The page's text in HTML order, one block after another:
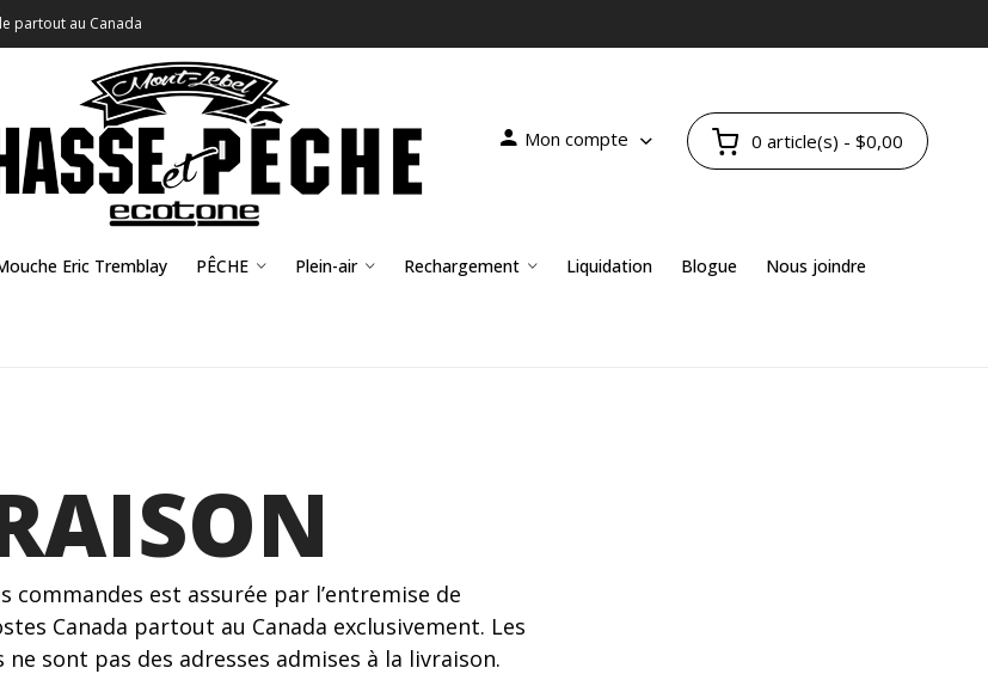
partout au Canada
Mon compte 0 article(s) - $0,00
Eric Tremblay PÊCHE Plein-air Rechargement Liquidation Blogue Nous joindre
commandes est assurée par l’entremise de
Canada partout au Canada exclusivement. Les
sont pas des adresses admises à la livraison.